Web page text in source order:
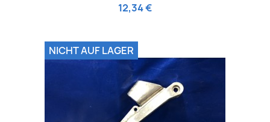
12,34 €
NICHT AUF LAGER